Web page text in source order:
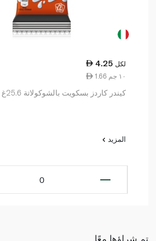
4.25 لكل
1.66 ١٠ جم
كيندر كاردز بسكويت بالشوكولاتة 25.6غ
المزيد
0
تم شراؤها معًا